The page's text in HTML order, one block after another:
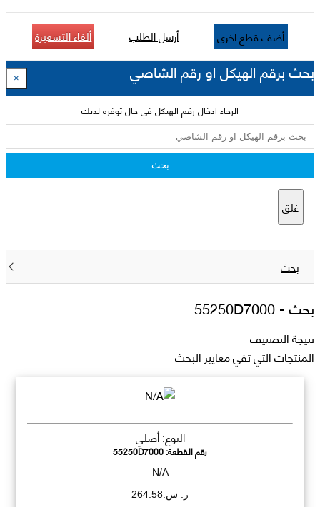
أضف قطع اخرى أرسل الطلب ألغاء التسعيرة
بحث برقم الهيكل او رقم الشاصي ×
الرجاء ادخال رقم الهيكل في حال توفره لديك
بحث
غلق
بحث
بحث -55250D7000
نتيجة التصنيف
المنتجات التي تفي معايير البحث
النوع: أصلي
رقم القطعة:55250D7000
N/A
ر. س.264.58